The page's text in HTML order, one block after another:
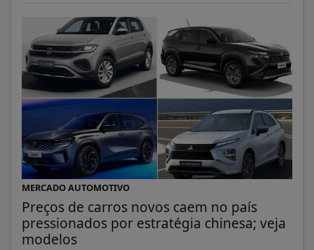
MERCADO AUTOMOTIVO
Preços de carros novos caem no país
pressionados por estratégia chinesa; veja
modelos